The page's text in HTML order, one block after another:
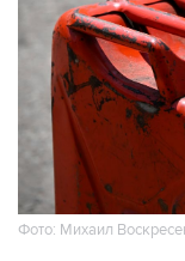
Фото: Михаил